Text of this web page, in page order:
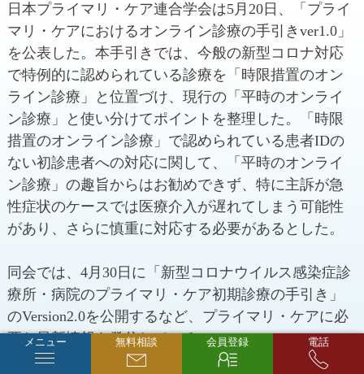
日本プライマリ・ケア連合学会は5月20日、「プライ
マリ・ケアにおけるオンライン診療の手引きver1.0」
を公表した。本手引きでは、今般の新型コロナ対応
で特例的に認められている診療を「時限措置のオン
ライン診療」と位置づけ、現行の「平時のオンライ
ン診療」と使い分けてポイントを整理した。「時限
措置のオンライン診療」で認められている患者IDの
ない初診患者への対応に関して、「平時のオンライ
ン診療」の趣旨からはお勧めできず、特に主訴が急
性症状のケースでは医療介入が遅れてしまう可能性
があり、さらに慎重に対応する必要があるとした。
同会では、4月30日に「新型コロナウイルス感染症診
療所・病院のプライマリ・ケア初期診療の手引き」
のVersion2.0を公開するなど、プライマリ・ケアに必
要な最新情報を発信している。
メニュー 無料相談 会員登録 電話